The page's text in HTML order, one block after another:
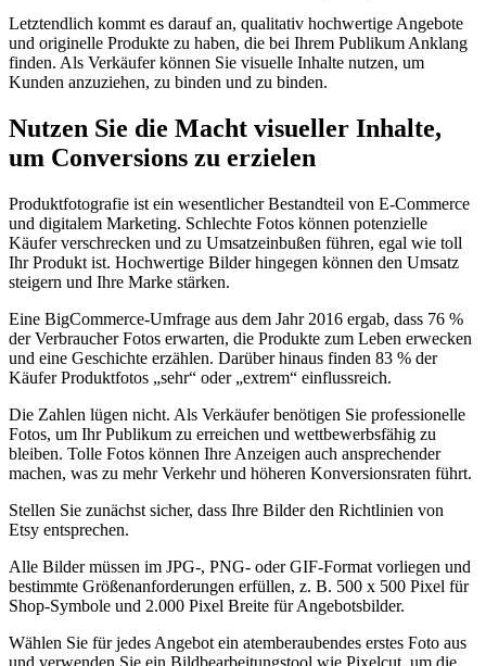
Letztendlich kommt es darauf an, qualitativ hochwertige Angebote
und originelle Produkte zu haben, die bei Ihrem Publikum Anklang
finden. Als Verkäufer können Sie visuelle Inhalte nutzen, um
Kunden anzuziehen, zu binden und zu binden.
Nutzen Sie die Macht visueller Inhalte,
um Conversions zu erzielen
Produktfotografie ist ein wesentlicher Bestandteil von E-Commerce
und digitalem Marketing. Schlechte Fotos können potenzielle
Käufer verschrecken und zu Umsatzeinbußen führen, egal wie toll
Ihr Produkt ist. Hochwertige Bilder hingegen können den Umsatz
steigern und Ihre Marke stärken.
Eine BigCommerce-Umfrage aus dem Jahr 2016 ergab, dass 76 %
der Verbraucher Fotos erwarten, die Produkte zum Leben erwecken
und eine Geschichte erzählen. Darüber hinaus finden 83 % der
Käufer Produktfotos „sehr“ oder „extrem“ einflussreich.
Die Zahlen lügen nicht. Als Verkäufer benötigen Sie professionelle
Fotos, um Ihr Publikum zu erreichen und wettbewerbsfähig zu
bleiben. Tolle Fotos können Ihre Anzeigen auch ansprechender
machen, was zu mehr Verkehr und höheren Konversionsraten führt.
Stellen Sie zunächst sicher, dass Ihre Bilder den Richtlinien von
Etsy entsprechen.
Alle Bilder müssen im JPG-, PNG- oder GIF-Format vorliegen und
bestimmte Größenanforderungen erfüllen, z. B. 500 x 500 Pixel für
Shop-Symbole und 2.000 Pixel Breite für Angebotsbilder.
Wählen Sie für jedes Angebot ein atemberaubendes erstes Foto aus
und verwenden Sie ein Bildbearbeitungstool wie Pixelcut, um die